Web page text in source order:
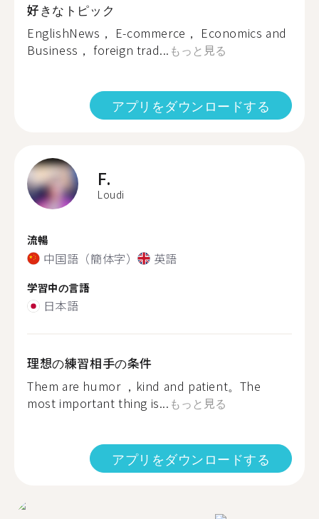
好きなトピック
EnglishNews， E-commerce， Economics and
Business， foreign trad... もっと見る
アプリをダウンロードする
F.
Loudi
流暢
中国語（簡体字） 英語
学習中の言語
日本語
理想の練習相手の条件
Them are humor ，kind and patient。The
most important thing is... もっと見る
アプリをダウンロードする